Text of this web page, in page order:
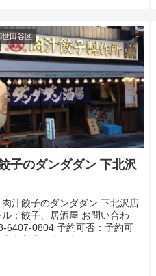
世田谷区
子のダンダダン 下北沢
肉汁餃子のダンダダン 下北沢店
ル：餃子、居酒屋 お問い合わ
6407-0804 予約可否：予約可
東京都世田谷区北沢2-10-10 アク